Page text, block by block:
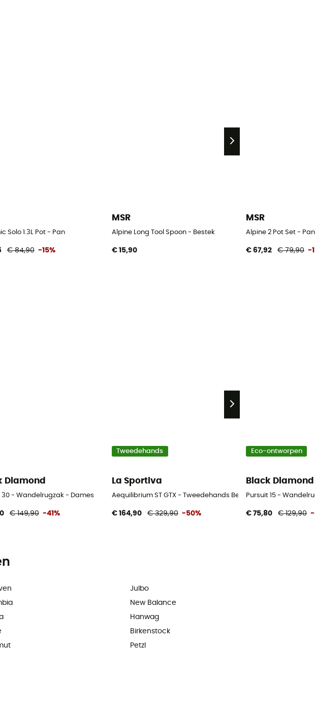
Solo 1.3L Pot - Pan
€ 84,90 -15%
MSR
Alpine Long Tool Spoon - Bestek
€ 15,90
MSR
Alpine 2 Pot Set - Pan
€ 67,92 € 79,90 -
Diamond
30 - Wandelrugzak - Dames
€ 149,90 -41%
Tweedehands
La Sportiva
Aequilibrium ST GTX - Tweedehands Bergschoenen - Heren -
€ 164,90 € 329,90 -50%
Eco-ontworpen
Black Diamond
Pursuit 15 -
€ 75,80 € 129,90 -
Julbo
New Balance
Hanwag
Birkenstock
Petzl